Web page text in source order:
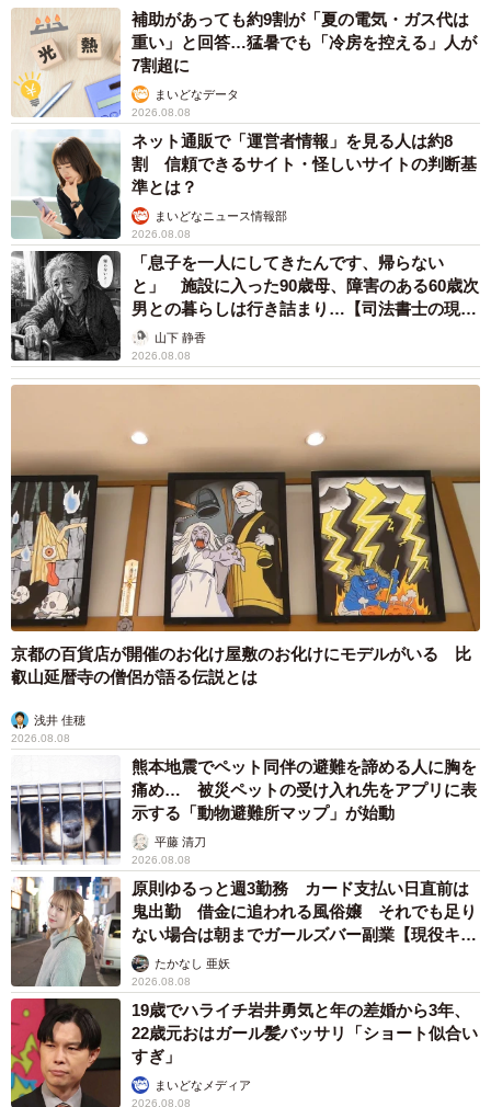
補助があっても約9割が「夏の電気・ガス代は
重い」と回答…猛暑でも「冷房を控える」人が
7割超に
まいどなデータ
2026.08.08
ネット通販で「運営者情報」を見る人は約8
割 信頼できるサイト・怪しいサイトの判断基
準とは？
まいどなニュース情報部
2026.08.08
「息子を一人にしてきたんです、帰らない
と」 施設に入った90歳母、障害のある60歳次
男との暮らしは行き詰まり…【司法書士の現場
から】山下 静香
2026.08.08
京都の百貨店が開催のお化け屋敷のお化けにモデルがいる 比
叡山延暦寺の僧侶が語る伝説とは
浅井 佳穂
2026.08.08
熊本地震でペット同伴の避難を諦める人に胸を
痛め… 被災ペットの受け入れ先をアプリに表
示する「動物避難所マップ」が始動
平藤 清刀
2026.08.08
原則ゆるっと週3勤務 カード支払い日直前は
鬼出勤 借金に追われる風俗嬢 それでも足り
ない場合は朝までガールズバー副業【現役キャ
ストに取材】
たかなし 亜妖
2026.08.08
19歳でハライチ岩井勇気と年の差婚から3年、
22歳元おはガール髪バッサリ「ショート似合い
すぎ」
まいどなメディア
2026.08.08